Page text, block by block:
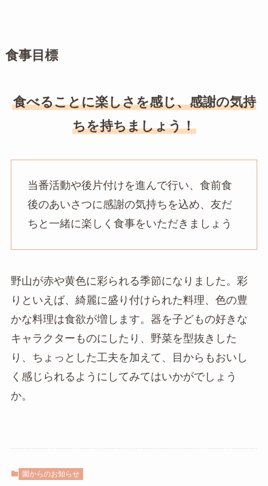
食事目標
食べることに楽しさを感じ、感謝の気持
ちを持ちましょう！
当番活動や後片付けを進んで行い、食前食
後のあいさつに感謝の気持ちを込め、友だ
ちと一緒に楽しく食事をいただきましょう
野山が赤や黄色に彩られる季節になりました。彩
りといえば、綺麗に盛り付けられた料理、色の豊
かな料理は食欲が増します。器を子どもの好きな
キャラクターものにしたり、野菜を型抜きした
り、ちょっとした工夫を加えて、目からもおいし
く感じられるようにしてみてはいかがでしょう
か。
園からのお知らせ